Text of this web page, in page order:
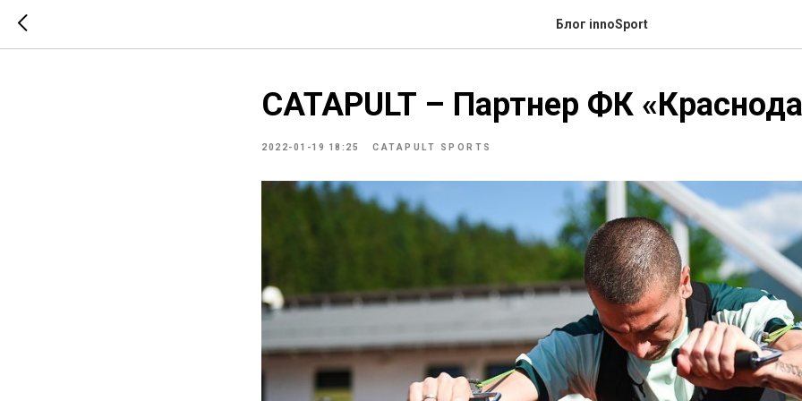
Блог innoSport
CATAPULT – Партнер ФК
2022-01-19 18:25 CATAPULT SPORTS